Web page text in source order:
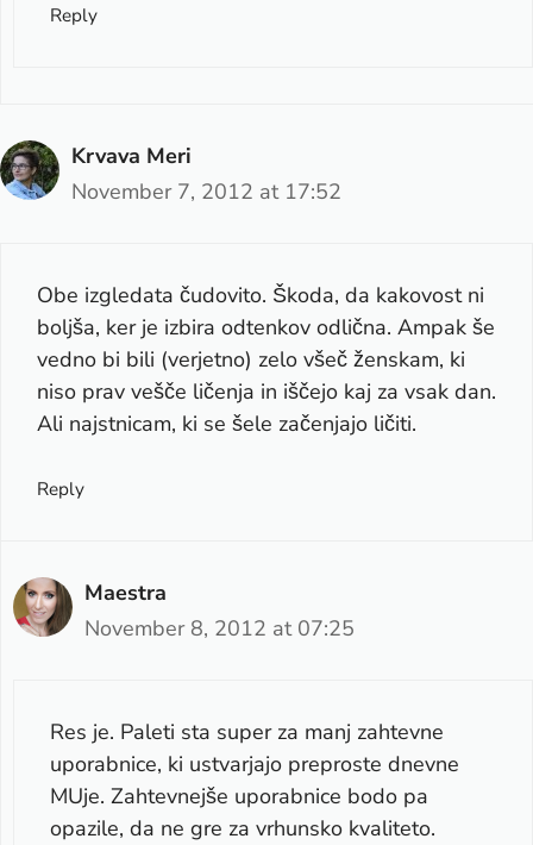
Reply
Krvava Meri
November 7, 2012 at 17:52
Obe izgledata čudovito. Škoda, da kakovost ni
boljša, ker je izbira odtenkov odlična. Ampak še
vedno bi bili (verjetno) zelo všeč ženskam, ki
niso prav vešče ličenja in iščejo kaj za vsak dan.
Ali najstnicam, ki se šele začenjajo ličiti.
Reply
Maestra
November 8, 2012 at 07:25
Res je. Paleti sta super za manj zahtevne
uporabnice, ki ustvarjajo preproste dnevne
MUje. Zahtevnejše uporabnice bodo pa
opazile, da ne gre za vrhunsko kvaliteto.